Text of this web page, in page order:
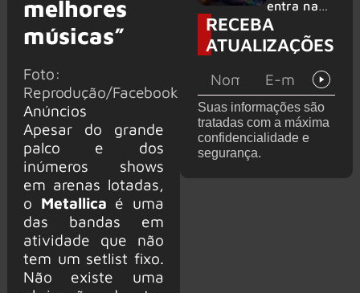
melhores
músicas”
Foto:
Reprodução/Facebook
Anúncios
Apesar do grande
palco e dos
inúmeros shows
em arenas lotadas,
o Metallica é uma
das bandas em
atividade que não
tem um setlist fixo.
Não existe uma
vivo são
anunciados
entra na
reta final
com
Cidade do
montagem
acelerada
e line-up
completo
confirmad
RECEBA
ATUALIZAÇÕES
Suas informações são
tratadas com a máxima
confidencialidade e
segurança.